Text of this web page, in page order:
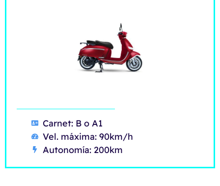
Carnet: B o A1
Vel. máxima: 90km/h
Autonomía: 200km